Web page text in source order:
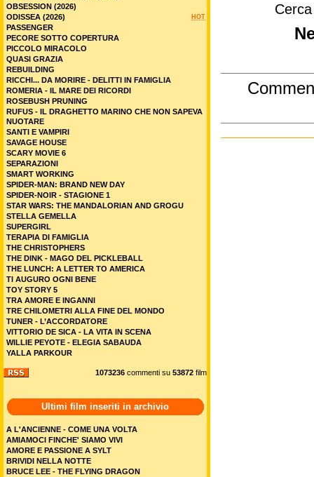
OBSESSION (2026)
HOT
ODISSEA (2026)
PASSENGER
PECORE SOTTO COPERTURA
PICCOLO MIRACOLO
QUASI GRAZIA
REBUILDING
RICCHI... DA MORIRE - DELITTI IN FAMIGLIA
ROMERIA - IL MARE DEI RICORDI
ROSEBUSH PRUNING
RUFUS - IL DRAGHETTO MARINO CHE NON SAPEVA
NUOTARE
SANTI E VAMPIRI
SAVAGE HOUSE
SCARY MOVIE 6
SEPARAZIONI
SMART WORKING
SPIDER-MAN: BRAND NEW DAY
SPIDER-NOIR - STAGIONE 1
STAR WARS: THE MANDALORIAN AND GROGU
STELLA GEMELLA
SUPERGIRL
TERAPIA DI FAMIGLIA
THE CHRISTOPHERS
THE DINK - MAGO DEL PICKLEBALL
THE LUNCH: A LETTER TO AMERICA
TI AUGURO OGNI BENE
TOY STORY 5
TRA AMORE E INGANNI
TRE CHILOMETRI ALLA FINE DEL MONDO
TUNER - L’ACCORDATORE
VITTORIO DE SICA - LA VITA IN SCENA
WILLIE PEYOTE - ELEGIA SABAUDA
YALLA PARKOUR
1073236 commenti su 53872 film
Ultimi film inseriti in archivio
A L'ANCIENNE - COME UNA VOLTA
AMIAMOCI FINCHE' SIAMO VIVI
AMORE E PASSIONE A SYLT
BRIVIDI NELLA NOTTE
BRUCE LEE - THE FLYING DRAGON